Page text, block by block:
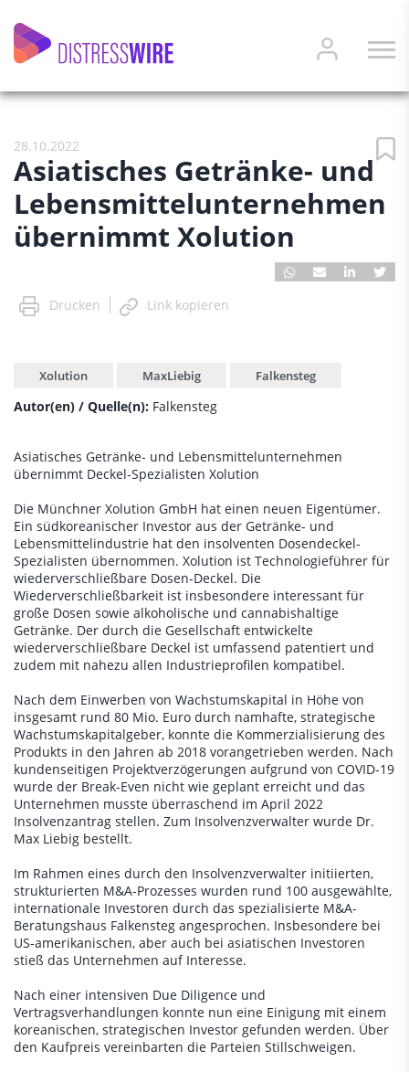
28.10.2022
Asiatisches Getränke- und
Lebensmittelunternehmen
übernimmt Xolution
Drucken Link kopieren
Xolution MaxLiebig Falkensteg
Autor(en) / Quelle(n): Falkensteg
Asiatisches Getränke- und Lebensmittelunternehmen
übernimmt Deckel-Spezialisten Xolution
Die Münchner Xolution GmbH hat einen neuen Eigentümer.
Ein südkoreanischer Investor aus der Getränke- und
Lebensmittelindustrie hat den insolventen Dosendeckel-
Spezialisten übernommen. Xolution ist Technologieführer für
wiederverschließbare Dosen-Deckel. Die
Wiederverschließbarkeit ist insbesondere interessant für
große Dosen sowie alkoholische und cannabishaltige
Getränke. Der durch die Gesellschaft entwickelte
wiederverschließbare Deckel ist umfassend patentiert und
zudem mit nahezu allen Industrieprofilen kompatibel.
Nach dem Einwerben von Wachstumskapital in Höhe von
insgesamt rund 80 Mio. Euro durch namhafte, strategische
Wachstumskapitalgeber, konnte die Kommerzialisierung des
Produkts in den Jahren ab 2018 vorangetrieben werden. Nach
kundenseitigen Projektverzögerungen aufgrund von COVID-19
wurde der Break-Even nicht wie geplant erreicht und das
Unternehmen musste überraschend im April 2022
Insolvenzantrag stellen. Zum Insolvenzverwalter wurde Dr.
Max Liebig bestellt.
Im Rahmen eines durch den Insolvenzverwalter initiierten,
strukturierten M&A-Prozesses wurden rund 100 ausgewählte,
internationale Investoren durch das spezialisierte M&A-
Beratungshaus Falkensteg angesprochen. Insbesondere bei
US-amerikanischen, aber auch bei asiatischen Investoren
stieß das Unternehmen auf Interesse.
Nach einer intensiven Due Diligence und
Vertragsverhandlungen konnte nun eine Einigung mit einem
koreanischen, strategischen Investor gefunden werden. Über
den Kaufpreis vereinbarten die Parteien Stillschweigen.